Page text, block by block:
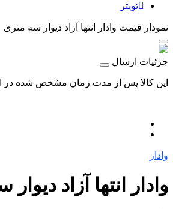
تویتر
نمودار قیمت وادار انتها آزاد دیوار سه متری
جزئیات ارسال
این کالا پس از مدت زمان مشخص شده در
وادار
وادار انتها آزاد